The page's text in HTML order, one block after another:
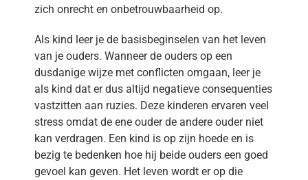
zich onrecht en onbetrouwbaarheid op.
Als kind leer je de basisbeginselen van het leven
van je ouders. Wanneer de ouders op een
dusdanige wijze met conflicten omgaan, leer je
als kind dat er dus altijd negatieve consequenties
vastzitten aan ruzies. Deze kinderen ervaren veel
stress omdat de ene ouder de andere ouder niet
kan verdragen. Een kind is op zijn hoede en is
bezig te bedenken hoe hij beide ouders een goed
gevoel kan geven. Het leven wordt er op die